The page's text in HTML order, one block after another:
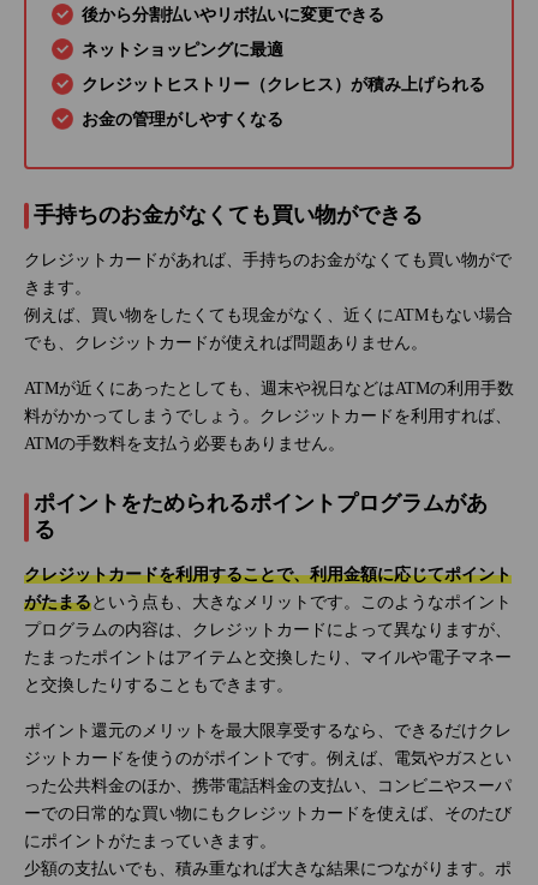
後から分割払いやリボ払いに変更できる
ネットショッピングに最適
クレジットヒストリー（クレヒス）が積み上げられる
お金の管理がしやすくなる
手持ちのお金がなくても買い物ができる
クレジットカードがあれば、手持ちのお金がなくても買い物がで
きます。
例えば、買い物をしたくても現金がなく、近くにATMもない場合
でも、クレジットカードが使えれば問題ありません。
ATMが近くにあったとしても、週末や祝日などはATMの利用手数
料がかかってしまうでしょう。クレジットカードを利用すれば、
ATMの手数料を支払う必要もありません。
ポイントをためられるポイントプログラムがあ
る
クレジットカードを利用することで、利用金額に応じてポイント
がたまるという点も、大きなメリットです。このようなポイント
プログラムの内容は、クレジットカードによって異なりますが、
たまったポイントはアイテムと交換したり、マイルや電子マネー
と交換したりすることもできます。
ポイント還元のメリットを最大限享受するなら、できるだけクレ
ジットカードを使うのがポイントです。例えば、電気やガスとい
った公共料金のほか、携帯電話料金の支払い、コンビニやスーパ
ーでの日常的な買い物にもクレジットカードを使えば、そのたび
にポイントがたまっていきます。
少額の支払いでも、積み重なれば大きな結果につながります。ポ